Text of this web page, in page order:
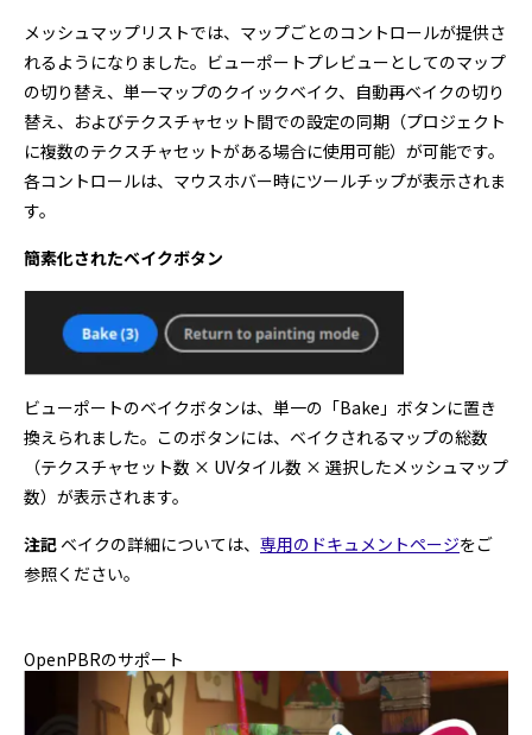
メッシュマップリストでは、マップごとのコントロールが提供さ
れるようになりました。ビューポートプレビューとしてのマップ
の切り替え、単一マップのクイックベイク、自動再ベイクの切り
替え、およびテクスチャセット間での設定の同期（プロジェクト
に複数のテクスチャセットがある場合に使用可能）が可能です。
各コントロールは、マウスホバー時にツールチップが表示されま
す。
簡素化されたベイクボタン
ビューポートのベイクボタンは、単一の「Bake」ボタンに置き
換えられました。このボタンには、ベイクされるマップの総数
（テクスチャセット数 × UVタイル数 × 選択したメッシュマップ
数）が表示されます。
注記 ベイクの詳細については、 専用のドキュメントページをご
参照ください。
OpenPBRのサポート